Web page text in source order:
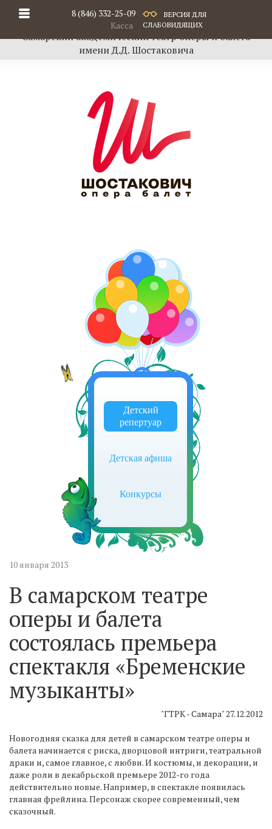
8 (846) 332-25-09
Касса
ВЕРСИЯ ДЛЯ
СЛАБОВИДЯЩИХ
Самарский академический театр оперы и балета
имени Д.Д. Шостаковича
Детский
репертуар
Детская афиша
Конкурсы
10 января 2013
В самарском театре
оперы и балета
состоялась премьера
спектакля «Бременские
музыканты»
"ГТРК - Самара" 27.12.2012
Новогодняя сказка для детей в самарском театре оперы и
балета начинается с риска, дворцовой интриги, театральной
драки и, самое главное, с любви. И костюмы, и декорации, и
даже роли в декабрьской премьере 2012-го года
действительно новые. Например, в спектакле появилась
главная фрейлина. Персонаж скорее современный, чем
сказочный.